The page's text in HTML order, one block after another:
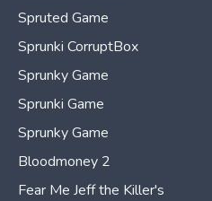
Spruted Game
Sprunki CorruptBox
Sprunky Game
Sprunki Game
Sprunky Game
Bloodmoney 2
Fear Me Jeff the Killer's